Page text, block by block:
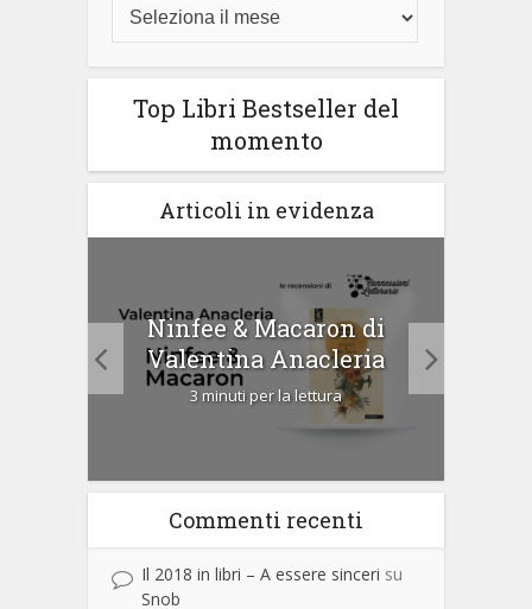
Top Libri Bestseller del
momento
Articoli in evidenza
Ninfee & Macaron di
Valentina Anacleria
3 minuti per la lettura
Commenti recenti
Il 2018 in libri – A essere sinceri su
Snob